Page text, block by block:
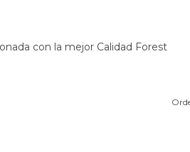
con la mejor Calidad Forest